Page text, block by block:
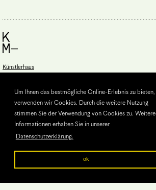
Um Ihnen das bestmögliche Online-Erlebnis zu bieten,
verwenden wir Cookies. Durch die weitere Nutzung
stimmen Sie der Verwendung von Cookies zu. Weitere
Informationen erhalten Sie in unserer
Datenschutzerklärung.
ok
Künstlerhaus
Burgring 2
8010 Graz, Austria
HALLE FÜR KUNST